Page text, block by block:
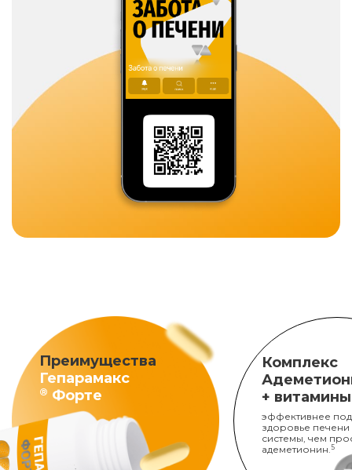
Преимущества
Гепарамакс
® Форте
Комплекс
+
эффективнее
здоровье печени
системы, чем
адеметионин. 5